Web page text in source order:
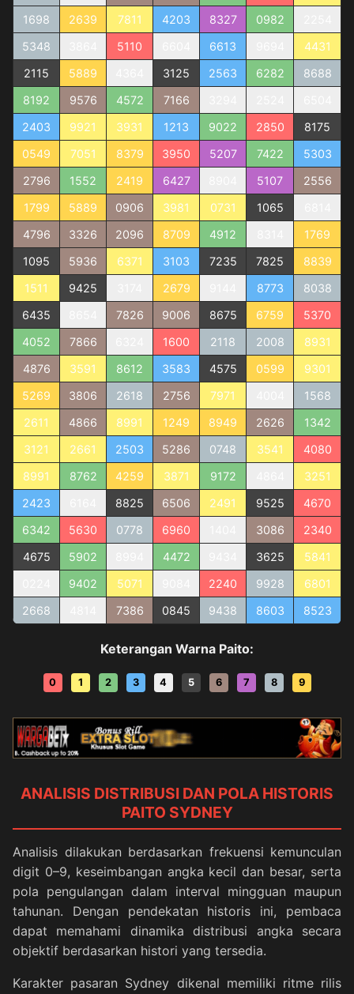
1698
2639 7811 4203 8327 0982
5348
5110 6613
4431
2115
5889 3125 2563 6282
8688
8192
9576 4572 7166
2403
9921 3931 1213 9022 2850
8175
0549
7051 8379 3950 5207 7422
5303
2796
1552 2419 6427 5107
2556
1799
5889 0906 3981 0731 1065
4796
3326 2096 8709 4912
1769
1095
5936 6371 3103 7235 7825
8839
1511
9425 2679 8773
8038
6435
7826 9006 8675 6759
5370
4052
7866 1600 2118 2008
8931
4876
3591 8612 3583 4575 0599
9301
5269
3806 2618 2756 7971
1568
2611
4866 8991 1249 8949 2626
1342
3121
2661 2503 5286 0748 3541
4080
8991
8762 4259 3871 9172
3251
2423
8825 6506 2491 9525
4670
6342
5630 0778 6960 3086
2340
4675
5902 4472 3625
5841
9402 5071 2240 9928
6801
2668
7386 0845 9438 8603 8523
Keterangan Warna Paito:
0 1 2 3 4 5 6 7 8 9
ANALISIS DISTRIBUSI DAN POLA HISTORIS
PAITO SYDNEY
Analisis dilakukan berdasarkan frekuensi kemunculan
digit 0–9, keseimbangan angka kecil dan besar, serta
pola pengulangan dalam interval mingguan maupun
tahunan. Dengan pendekatan historis ini, pembaca
dapat memahami dinamika distribusi angka secara
objektif berdasarkan histori yang tersedia.
Karakter pasaran Sydney dikenal memiliki ritme rilis